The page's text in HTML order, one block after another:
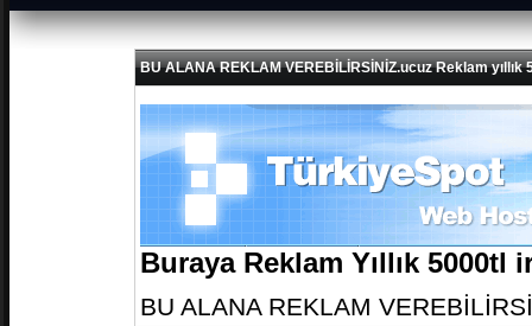
BU ALANA REKLAM VEREBİLİRSİNİZ.ucuz Reklam yıllık
Buraya Reklam Yıllık
BU ALANA REKLAM